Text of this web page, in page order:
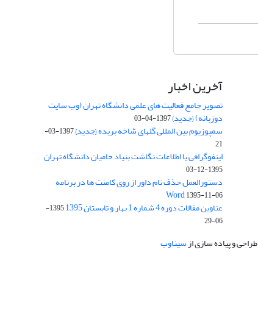
آخرین اخبار
تصویر جامع فعالیت های علمی دانشگاه تهران (وب سایت
دوزبانه) {جدید}1397-04-03
سمپوزیوم بین المللی گلهای شاخه بریده {جدید}
1397-03-
21
اینفوگرافی یا اطلاعات نگاشت بنیاد حامیان دانشگاه تهران
1395-12-03
دستورالعمل حذف نام داور از روی کامنت ها در برنامه
Word1395-11-06
عناوین مقالات دوره 4 شماره 1 بهار و تابستان 1395
1395-
06-29
طراحی و پیاده سازی ازسیناوب